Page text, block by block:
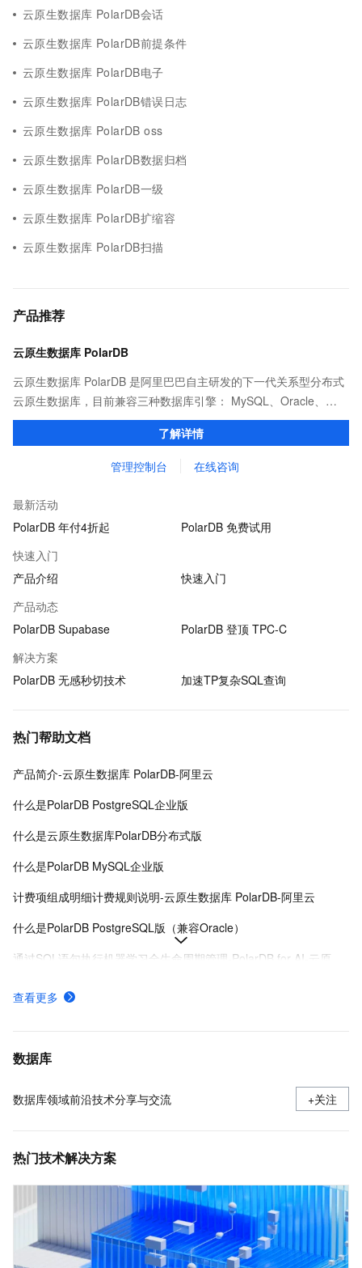
云原生数据库 PolarDB会话
云原生数据库 PolarDB前提条件
云原生数据库 PolarDB电子
云原生数据库 PolarDB错误日志
云原生数据库 PolarDB oss
云原生数据库 PolarDB数据归档
云原生数据库 PolarDB一级
云原生数据库 PolarDB扩缩容
云原生数据库 PolarDB扫描
产品推荐
云原生数据库 PolarDB
云原生数据库 PolarDB 是阿里巴巴自主研发的下一代关系型分布式
云原生数据库，目前兼容三种数据库引擎： MySQL、Oracle、
PostgreSQL 。 计算能力最高可扩展至1000核以上，存储容量最高
了解详情
管理控制台 在线咨询
最新活动
PolarDB 年付4折起
PolarDB 免费试用
快速入门
产品介绍
快速入门
产品动态
PolarDB Supabase
PolarDB 登顶 TPC-C
解决方案
PolarDB 无感秒切技术
加速TP复杂SQL查询
热门帮助文档
产品简介-云原生数据库 PolarDB-阿里云
什么是PolarDB PostgreSQL企业版
什么是云原生数据库PolarDB分布式版
什么是PolarDB MySQL企业版
计费项组成明细计费规则说明-云原生数据库 PolarDB-阿里云
什么是PolarDB PostgreSQL版（兼容Oracle）
API概览-云原生数据库 PolarDB-阿里云
什么是PolarDBMySQL标准版
查看更多
数据库
数据库领域前沿技术分享与交流 +关注
热门技术解决方案